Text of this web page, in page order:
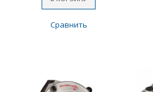
Сравнить